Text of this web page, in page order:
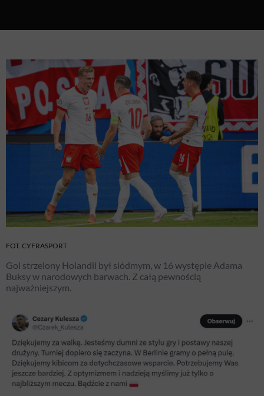
FOT. CYFRASPORT
Gol strzelony Holandii był siódmym, w 16 występie Adama
Buksy w narodowych barwach. Z całą pewnością
najważniejszym.